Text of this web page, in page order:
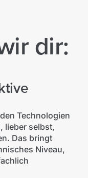
dir:
Technologien
lieber selbst,
Das bringt
Niveau,